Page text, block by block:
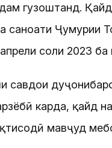
гузоштанд.
саноати Ҷумҳурии
соли 2023
савдои
карда, қайд
мавҷуд